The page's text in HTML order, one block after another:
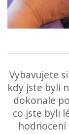
Vybavujete
kdy jste byli
dokonale
co jste byli
hodnocení